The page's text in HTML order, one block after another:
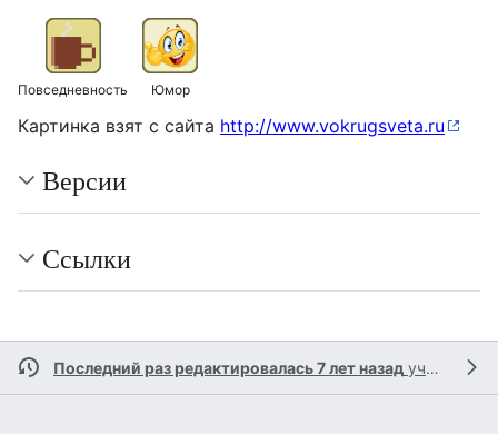
Повседневность Юмор
Картинка взят с сайта http://www.vokrugsveta.ru
Версии
Ссылки
Последний раз редактировалась 7 лет назад участником